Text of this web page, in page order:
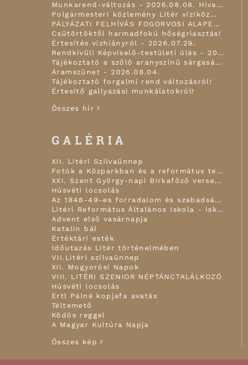
Munkarend-változás - 2026.08.08. Hivatal zárva tart!
Polgármesteri közlemény Litér víziközmű infrastruktúra fejlesztésről 2026.07.30.
PÁLYÁZATI FELHÍVÁS FOGORVOSI ALAPELLÁTÁSI FELADATOK, FOGÁSZATI ÉS ISKOLAFOGÁSZATI FELADATOK ELLÁTÁSÁRA!
Csütörtöktől harmadfokú hőségriasztás!
Értesítés vízhiányról - 2026.07.29.
Rendkívüli Képviselő-testületi ülés - 2026.07.28.
Tájékoztató a szőlő aranyszínű sárgaság betegségéről!
Áramszünet - 2026.08.04.
Tájékoztató forgalmi rend változásról!
Értesítő gallyazási munkálatokról!
Összes hír
GALÉRIA
XII. Litéri Szilvaünnep
Fotók a Közparkban és a református templom kapujában!
XXI. Szent György-napi Birkafőző verseny
Húsvéti locsolás
Az 1848-49-es forradalom és szabadságharc hagyomány-felelevenítő, történelmi megemlékezés
Litéri Református Általános Iskola - iskolai karácsonyi ünnepély áhítattal
Advent első vasárnapja
Katalin bál
Értéktári esték
Időutazás Litér történelmében
VII.Litéri szilvaünnep
XII. Mogyorósi Napok
VIII. LITÉRI SZENIOR NÉPTÁNCTALÁLKOZÓ
Húsvéti locsolás
Ertl Pálné kopjafa avatás
Téltemető
Ködös reggel
A Magyar Kultúra Napja
Összes kép